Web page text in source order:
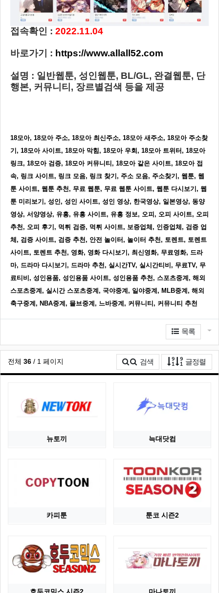
접속확인 : 2022.11.04
바로가기 : https://www.allall52.com
설명 : 일반웹툰, 성인웹툰, BL/GL, 완결웹툰, 단
행본, 커뮤니티, 장르별검색 등을 제공
18모아, 18모아 주소, 18모아 최신주소, 18모아 새주소, 18모아 주소찾
기, 18모아 사이트, 18모아 막힘, 18모아 우회, 18모아 트위터, 18모아
링크, 18모아 검증, 18모아 커뮤니티, 18모아 같은 사이트, 18모아 접
속, 링크 사이트, 링크 모음, 링크 찾기, 주소 모음, 주소찾기, 웹툰, 웹
툰 사이트, 웹툰 추천, 무료 웹툰, 무료 웹툰 사이트, 웹툰 다시보기, 웹
툰 미리보기, 성인, 성인 사이트, 성인 영상, 한국영상, 일본영상, 동양
영상, 서양영상, 유흥, 유흥 사이트, 유흥 정보, 오피, 오피 사이트, 오피
추천, 오피 후기, 먹튀 검증, 먹튀 사이트, 보증업체, 인증업체, 검증 업
체, 검증 사이트, 검증 추천, 안전 놀이터, 놀이터 추천, 토렌트, 토렌트
사이트, 토렌트 추천, 영화, 영화 다시보기, 최신영화, 무료영화, 드라
마, 드라마 다시보기, 드라마 추천, 실시간TV, 실시간티비, 무료TV, 무
료티비, 성인용품, 성인용품 사이트, 성인용품 추천, 스포츠중계, 해외
스포츠중계, 실시간 스포츠중계, 국야중계, 일야중계, MLB중계, 해외
축구중계, NBA중계, 믈브중계, 느바중계, 커뮤니티, 커뮤니티 추천
목록 게
전체 36 / 1 페이지 검색 글정렬
뉴토끼 늑대닷컴
카피툰 툰코 시즌2